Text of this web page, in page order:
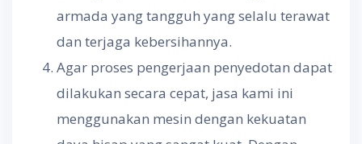
armada yang tangguh yang selalu terawat
dan terjaga kebersihannya.
Agar proses pengerjaan penyedotan dapat
dilakukan secara cepat, jasa kami ini
menggunakan mesin dengan kekuatan